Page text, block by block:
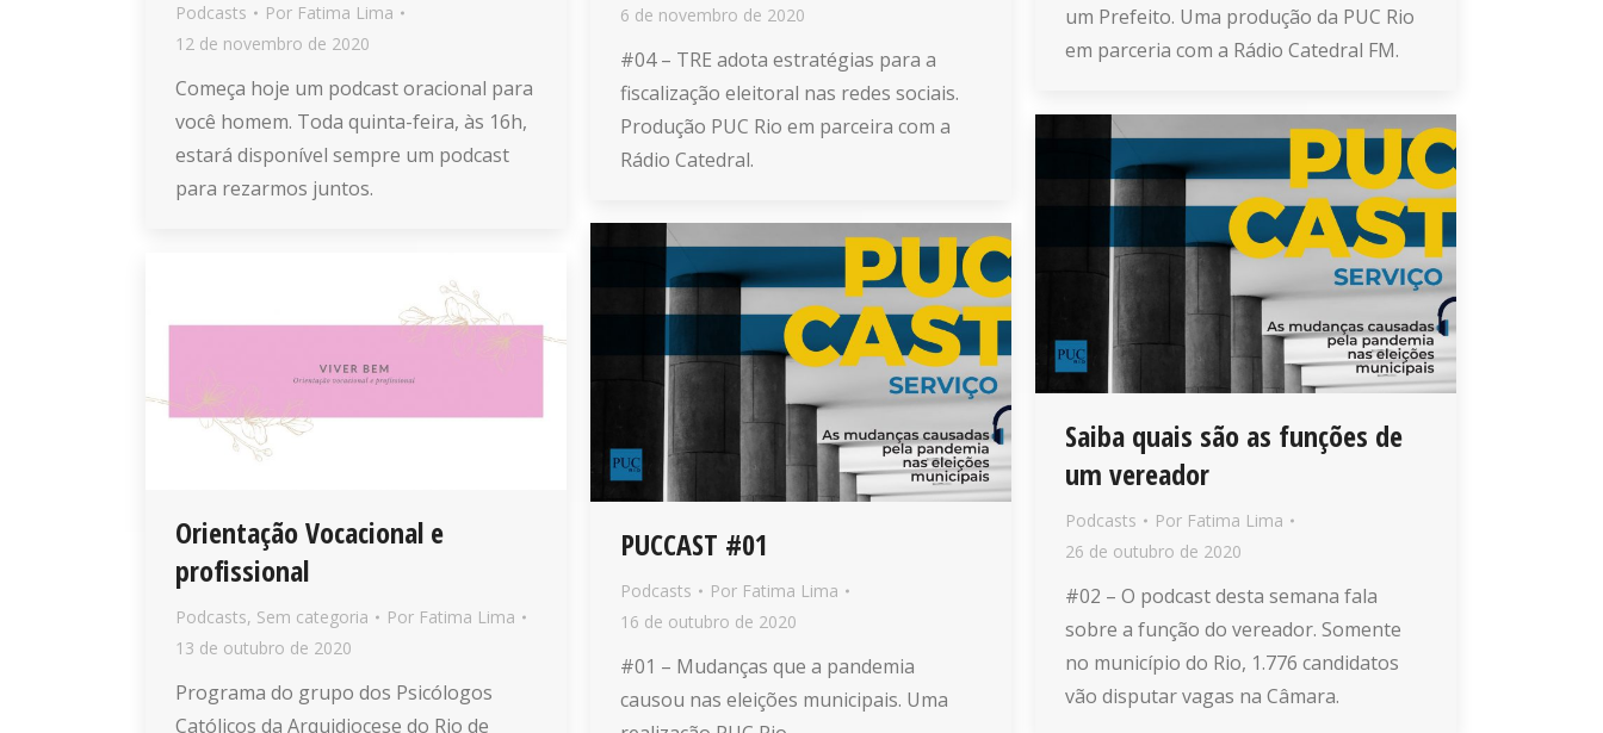
Podcasts Por Fatima Lima
12 de novembro de 2020
Começa hoje um podcast oracional para
você homem. Toda quinta-feira, às 16h,
estará disponível sempre um podcast
para rezarmos juntos.
6 de novembro de 2020
#04 – TRE adota estratégias para a
fiscalização eleitoral nas redes sociais.
Produção PUC Rio em parceira com a
Rádio Catedral.
um Prefeito. Uma produção da PUC Rio
em parceria com a Rádio Catedral FM.
Saiba quais são as funções de
um vereador
Podcasts Por Fatima Lima
26 de outubro de 2020
#02 – O podcast desta semana fala
sobre a função do vereador. Somente
no município do Rio, 1.776 candidatos
vão disputar vagas na Câmara.
PUCCAST #01
Podcasts Por Fatima Lima
16 de outubro de 2020
#01 – Mudanças que a pandemia
causou nas eleições municipais. Uma
Orientação Vocacional e
profissional
Podcasts, Sem categoria Por Fatima Lima
13 de outubro de 2020
Programa do grupo dos Psicólogos
Católicos da Arquidiocese do Rio de